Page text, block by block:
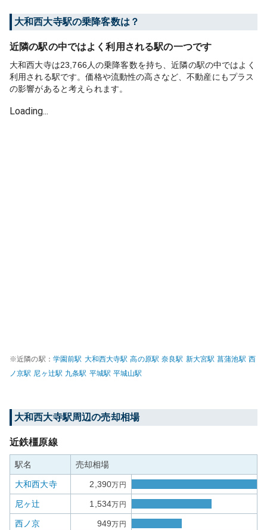
大和西大寺駅の乗降客数は？
近隣の駅の中ではよく利用される駅の一つです
大和西大寺は23,766人の乗降客数を持ち、近隣の駅の中ではよく
利用される駅です。価格や流動性の高さなど、不動産にもプラス
の影響があると考えられます。
Loading...
※近隣の駅： 学園前駅 大和西大寺駅 高の原駅 奈良駅 新大宮駅 菖蒲池駅 西
ノ京駅 尼ヶ辻駅 九条駅 平城駅 平城山駅
大和西大寺駅周辺の売却相場
近鉄橿原線
駅名 売却相場
大和西大寺 2,390万円
尼ヶ辻 1,534万円
西ノ京 949万円